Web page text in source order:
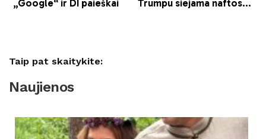
Taip pat skaitykite:
Naujienos